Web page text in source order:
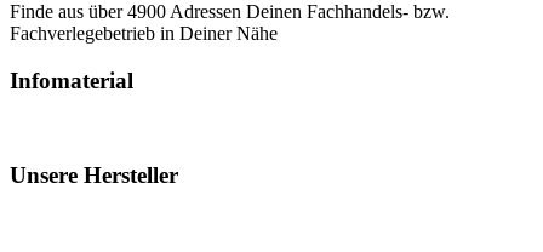
Finde aus über 4900 Adressen Deinen Fachhandels- bzw.
Fachverlegebetrieb in Deiner Nähe
Infomaterial
Unsere Hersteller